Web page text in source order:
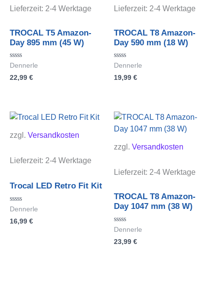
Lieferzeit: 2-4 Werktage
TROCAL T5 Amazon-
Day 895 mm (45 W)
Bewertet
0
Dennerle
22,99 €
Lieferzeit: 2-4 Werktage
TROCAL T8 Amazon-
Day 590 mm (18 W)
Bewertet
0
Dennerle
19,99 €
zzgl. Versandkosten
Lieferzeit: 2-4 Werktage
Trocal LED Retro Fit Kit
Bewertet
0
Dennerle
16,99 €
zzgl. Versandkosten
Lieferzeit: 2-4 Werktage
TROCAL T8 Amazon-
Day 1047 mm (38 W)
Bewertet
0
Dennerle
23,99 €